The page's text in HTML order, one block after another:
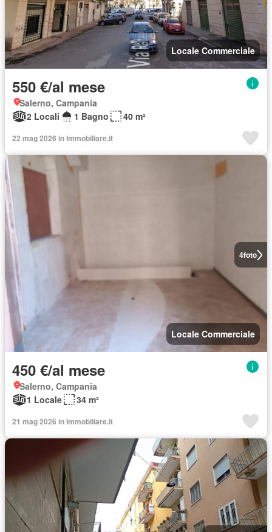
Locale Commerciale
550 €/al mese
Salerno, Campania
2 Locali
1 Bagno 40 m²
22 mag 2026 in Immobiliare.it
4foto
Locale Commerciale
450 €/al mese
Salerno, Campania
1 Locale
34 m²
21 mag 2026 in Immobiliare.it